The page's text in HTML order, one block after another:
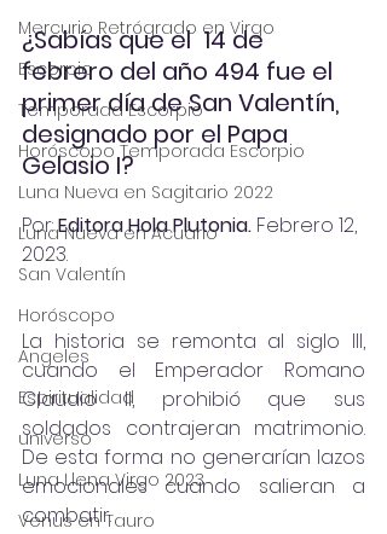
Mercurio Retrógrado en Virgo
Escorpio
Temporada Escorpio
Horóscopo Temporada Escorpio
Luna Nueva en Sagitario 2022
Luna Nueva en Acuario
San Valentín
Horóscopo
Angeles
Espiritualidad
universo
Luna Llena Virgo 2023
Venus en Tauro
¿Sabías que el  14 de
febrero del año 494 fue el
primer día de San Valentín,
designado por el Papa
Gelasio I?
Por: Editora Hola Plutonia. Febrero 12,
2023.
La historia se remonta al siglo III,
cuando el Emperador Romano
Claudio II, prohibió que sus
soldados contrajeran matrimonio.
De esta forma no generarían lazos
emocionales cuando salieran a
combatir.